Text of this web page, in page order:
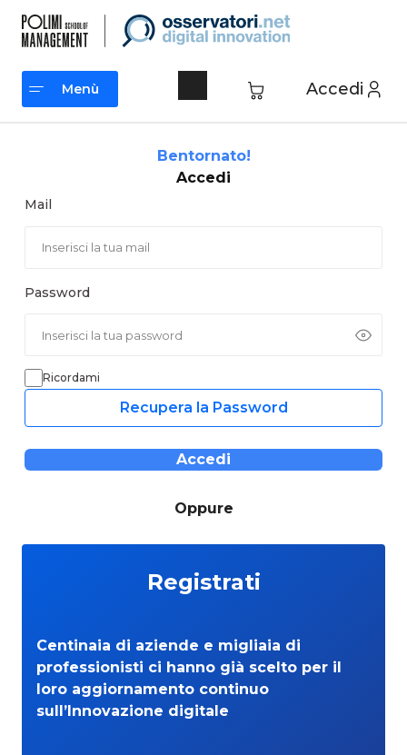
contenuto
Accedi
Menù
Bentornato!
Accedi
Mail
Password
Ricordami
Recupera la Password
Accedi
Oppure
Registrati
Centinaia di aziende e migliaia di
professionisti ci hanno già scelto per il
loro aggiornamento continuo
sull’Innovazione digitale